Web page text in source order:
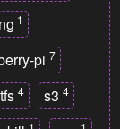
1
pi 7
4 s3 4